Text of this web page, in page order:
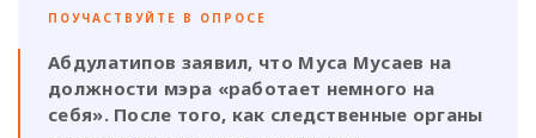
ПОУЧАСТВУЙТЕ В ОПРОСЕ
Абдулатипов заявил, что Муса Мусаев на
должности мэра «работает немного на
себя». После того, как следственные органы